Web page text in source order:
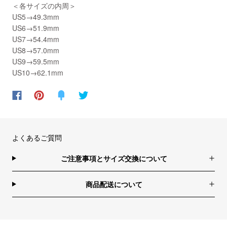
＜各サイズの内周＞
US5→49.3mm
US6→51.9mm
US7→54.4mm
US8→57.0mm
US9→59.5mm
US10→62.1mm
よくあるご質問
ご注意事項とサイズ交換について
商品配送について